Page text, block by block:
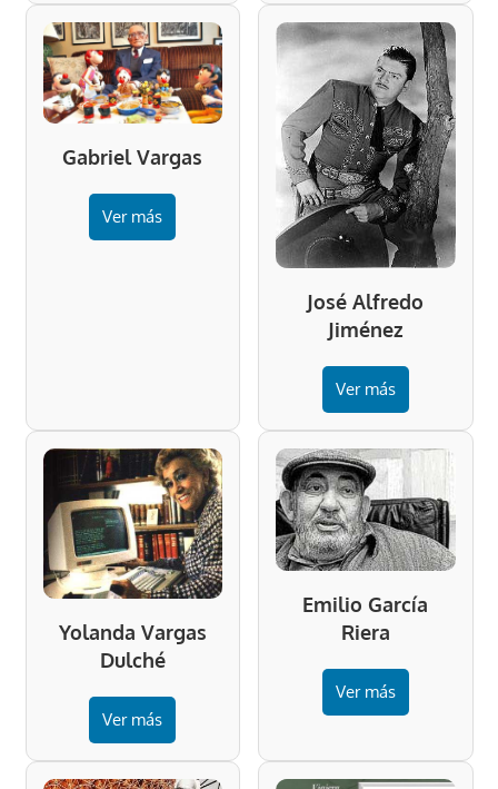
Gabriel Vargas
Ver más
José Alfredo
Jiménez
Ver más
Yolanda Vargas
Dulché
Ver más
Emilio García
Riera
Ver más